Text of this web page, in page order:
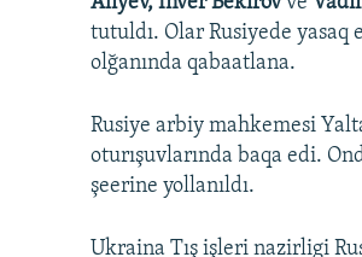
tutuldı. Olar Rusiyede
olğanında qabaatlana.
Rusiye arbiy mahkemesi
oturışuvlarında baqa edi.
şeerine yollanıldı.
Ukraina Tış işleri nazirligi